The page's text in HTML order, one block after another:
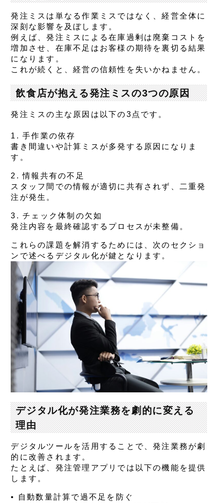
発注ミスは単なる作業ミスではなく、経営全体に
深刻な影響を及ぼします。
例えば、発注ミスによる在庫過剰は廃棄コストを
増加させ、在庫不足はお客様の期待を裏切る結果
になります。
これが続くと、経営の信頼性を失いかねません。
飲食店が抱える発注ミスの3つの原因
発注ミスの主な原因は以下の3点です。
1.手作業の依存
書き間違いや計算ミスが多発する原因になりま
す。
2.情報共有の不足
スタッフ間での情報が適切に共有されず、二重発
注が発生。
3.チェック体制の欠如
発注内容を最終確認するプロセスが未整備。
これらの課題を解消するためには、次のセクショ
ンで述べるデジタル化が鍵となります。
デジタル化が発注業務を劇的に変える
理由
デジタルツールを活用することで、発注業務が劇
的に改善されます。
たとえば、発注管理アプリでは以下の機能を提供
します。
• 自動数量計算で過不足を防ぐ